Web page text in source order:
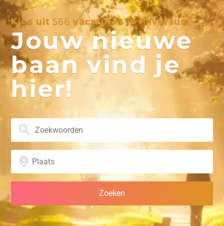
Kies uit566 vacatures in Hilversum
Jouw nieuwe
baan vind je
hier!